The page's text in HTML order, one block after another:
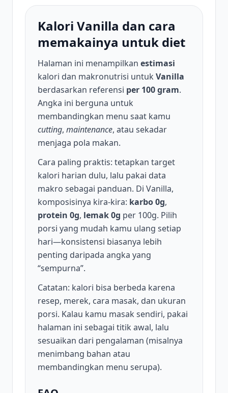
Kalori Vanilla dan cara
memakainya untuk diet
Halaman ini menampilkan estimasi
kalori dan makronutrisi untuk Vanilla
berdasarkan referensi per 100 gram.
Angka ini berguna untuk
membandingkan menu saat kamu
cutting, maintenance, atau sekadar
menjaga pola makan.
Cara paling praktis: tetapkan target
kalori harian dulu, lalu pakai data
makro sebagai panduan. Di Vanilla,
komposisinya kira-kira: karbo 0g,
protein 0g, lemak 0g per 100g. Pilih
porsi yang mudah kamu ulang setiap
hari—konsistensi biasanya lebih
penting daripada angka yang
“sempurna”.
Catatan: kalori bisa berbeda karena
resep, merek, cara masak, dan ukuran
porsi. Kalau kamu masak sendiri, pakai
halaman ini sebagai titik awal, lalu
sesuaikan dari pengalaman (misalnya
menimbang bahan atau
membandingkan menu serupa).